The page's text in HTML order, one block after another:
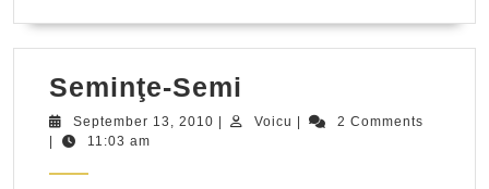
Seminţe-Semi
Semi
September 13, 2010 September
| Voicu Voicu
|
2 Comments
|
11:03 am